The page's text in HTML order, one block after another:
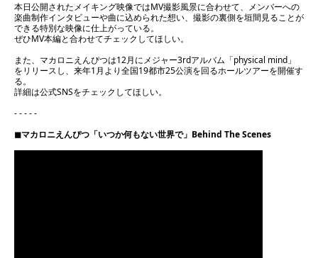
本日公開されたメイキング映像ではMV撮影風景に合わせて、メンバーへの
楽曲制作インタビューや曲に込められた想い、撮影の裏側を垣間見ることが
できる特別な映像に仕上がっている。
ぜひMV本編と合わせてチェックしてほしい。
また、マカロニえんぴつは12月にメジャー3rdアルバム「physical mind」
をリリースし、来年1月より全国19都市25公演を回るホールツアーを開催す
る。
詳細は公式SNSをチェックしてほしい。
- - - - -
◼︎マカロニえんぴつ「いつか何もない世界で」Behind The Scenes